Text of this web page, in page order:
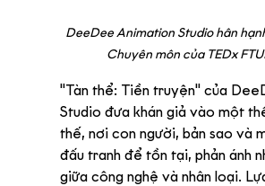
DeeDee Animation Studio hân
Chuyên môn của TEDx
"Tàn thể: Tiền truyện" của
Studio đưa khán giả vào một
thế, nơi con người, bản sao và
đấu tranh để tồn tại, phản ánh
giữa công nghệ và nhân loại.